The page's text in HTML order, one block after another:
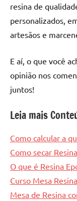
resina de
personalizados,
artesãos e
E aí, o que você
opinião nos
juntos!
Leia mais
Como calcular a
Como secar
O que é Resina
Curso Mesa
Mesa de Resina